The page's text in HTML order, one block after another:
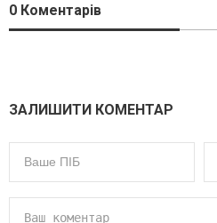
0 Коментарів
ЗАЛИШИТИ КОМЕНТАР